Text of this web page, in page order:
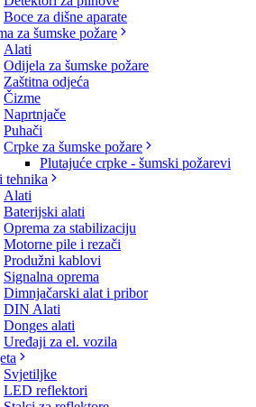
Boce za dišne aparate
za šumske požare
Alati
Odijela za šumske požare
Zaštitna odjeća
Čizme
Naprtnjače
Puhači
Crpke za šumske požare
Plutajuće crpke - šumski požarevi
tehnika
Alati
Baterijski alati
Oprema za stabilizaciju
Motorne pile i rezači
Produžni kablovi
Signalna oprema
Dimnjačarski alat i pribor
DIN Alati
Donges alati
Uređaji za el. vozila
Svjetiljke
LED reflektori